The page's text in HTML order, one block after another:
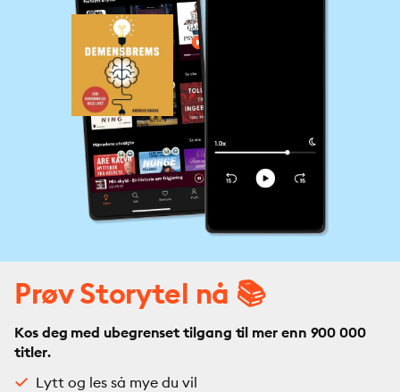
Prøv Storytel nå 📚
Kos deg med ubegrenset tilgang til mer enn 900 000
titler.
Lytt og les så mye du vil